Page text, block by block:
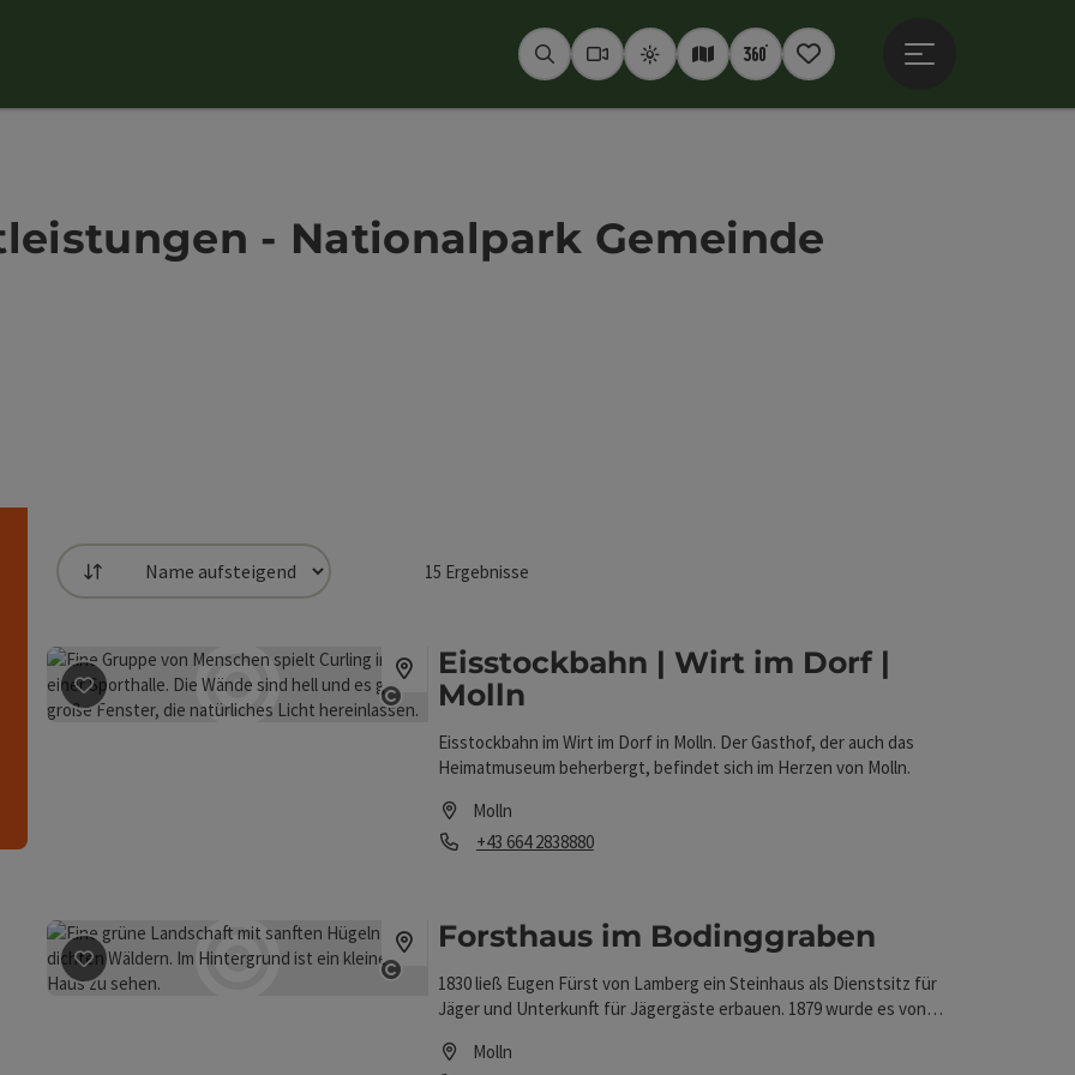
SuchenWebcams
WetterInteraktive Karte
360° Panoramen
Merkzettel
- Nationalpark Gemeinde
Liste stehen Filter zur Verfügung mit denen die Auswahl verfeinert werden kann. Die Ergebnisse in
Sortierung 15 Ergebnisse
Copyright öffnen
Beitrag merken: Eisstockbahn | Wirt im Dorf | Molln
Eisstockbahn | Wirt im Dorf |
Molln
Eisstockbahn im Wirt im Dorf in Molln. Der Gasthof, der auch das
Heimatmuseum beherbergt, befindet sich im Herzen von Molln.
Molln
Telefon
+43 664 2838880
Copyright öffnen
Beitrag merken : Forsthaus im Bodinggraben
Forsthaus im Bodinggraben
1830 ließ Eugen Fürst von Lamberg ein Steinhaus als Dienstsitz für
Jäger und Unterkunft für Jägergäste erbauen. 1879 wurde es von
umgestaltet. Heute ist es in der Obhut des Nationalparkbetreuers
Molln